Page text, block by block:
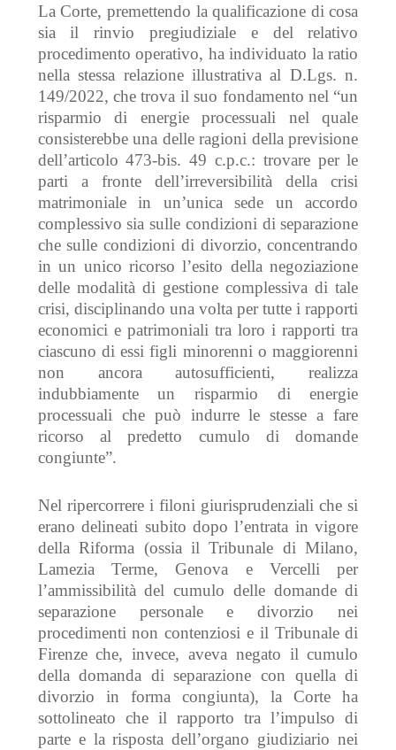
La Corte, premettendo la qualificazione dicosa
sia il rinvio pregiudiziale e del relativo
procedimento operativo, ha individuato laratio
nellastessa relazione illustrativa al D.Lgs. n.
149/2022, che trova il suo fondamento nel “un
risparmio di energie processuali nel quale
consisterebbe una delle ragioni della previsione
dell’articolo 473-bis. 49 c.p.c.: trovare per le
parti a fronte dell’irreversibilità della crisi
matrimoniale in un’unica sede un accordo
complessivo sia sulle condizioni di separazione
che sulle condizioni di divorzio, concentrando
in un unico ricorso l’esito della negoziazione
delle modalità di gestione complessiva di tale
crisi, disciplinando una volta per tutte i rapporti
economici e patrimoniali tra loro i rapporti tra
ciascuno di essi figli minorenni o maggiorenni
non ancora autosufficienti, realizza
indubbiamente un risparmio di energie
processuali che può indurre le stesse a fare
ricorso al predetto cumulo di domande
congiunte”.
Nel ripercorrere i filoni giurisprudenziali che si
erano delineati subito dopol’entrata in vigore
della Riforma (ossia il Tribunale di Milano,
Lamezia Terme, Genova e Vercelli per
l’ammissibilità del cumulo delle domande di
separazione personale e divorzio nei
procedimenti non contenziosi e il Tribunale di
Firenze che, invece, aveva negato il cumulo
della domanda di separazione con quella di
divorzio in forma congiunta), la Corte ha
sottolineato che il rapporto tra l’impulso di
parte e la risposta dell’organo giudiziario nei